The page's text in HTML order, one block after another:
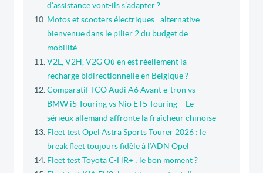
d’assistance vont-ils s’adapter ?
Motos et scooters électriques : alternative
bienvenue dans le pilier 2 du budget de
mobilité
V2L, V2H, V2G Où en est réellement la
recharge bidirectionnelle en Belgique ?
Comparatif TCO Audi A6 Avant e-tron vs
BMW i5 Touring vs Nio ET5 Touring – Le
sérieux allemand affronte la fraîcheur chinoise
Fleet test Opel Astra Sports Tourer 2026 : le
break fleet toujours fidèle à l’ADN Opel
Fleet test Toyota C-HR+ : le bon moment ?